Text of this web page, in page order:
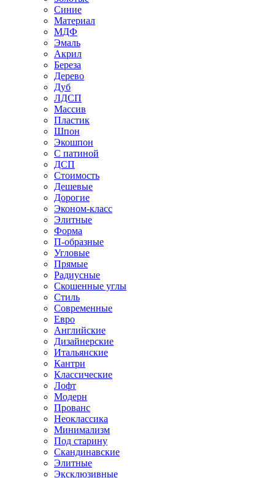
Синие
Материал
МДФ
Эмаль
Акрил
Береза
Дерево
Дуб
ЛДСП
Массив
Пластик
Шпон
Экошпон
С патиной
ДСП
Стоимость
Дешевые
Дорогие
Эконом-класс
Элитные
Форма
П-образные
Угловые
Прямые
Радиусные
Скошенные углы
Стиль
Современные
Евро
Английские
Дизайнерские
Итальянские
Кантри
Классические
Лофт
Модерн
Прованс
Неоклассика
Минимализм
Под старину
Скандинавские
Элитные
Эксклюзивные